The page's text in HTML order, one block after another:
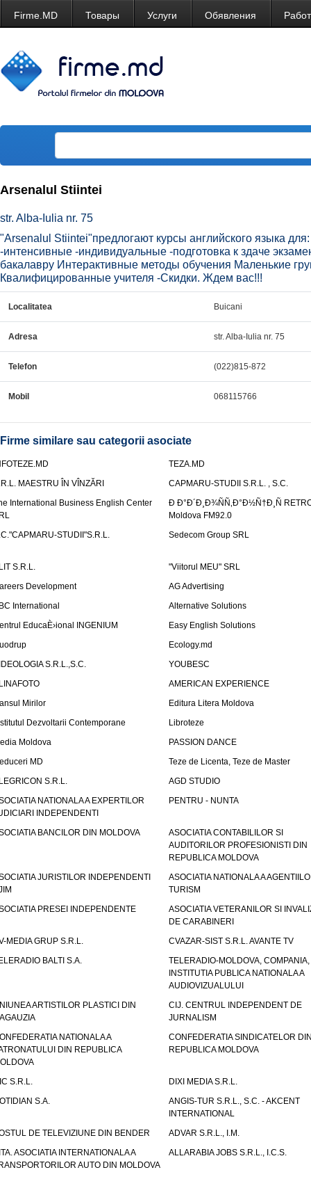
Firme.MD Товары Услуги Обявления
Arsenalul Stiintei
str. Alba-Iulia nr. 75
"Arsenalul Stiintei"предлогают курсы английского языка
-интенсивные -индивидуальные -подготовка к здаче
бакалавру Интерактивные методы обучения Маленькие
Квалифицированные учителя -Скидки. Ждем вас!!!
Localitatea Buicani
Adresa str. Alba-Iulia nr. 75
Telefon (022)815-872
Mobil 068115766
Firme similare sau categorii asociate
TEZA.MD
MAESTRU ÎN VÎNZĂRI
CAPMARU-STUDII S.R.L. , S.C.
International Business English Center
Ð Ð°Ð´Ð¸Ð¾ÑÑ‚Ð°Ð½Ñ†Ð¸Ñ
Moldova FM92.0
STUDII"S.R.L.
Sedecom Group SRL
S.R.L.
"Viitorul MEU" SRL
Development
AG Advertising
International
Alternative Solutions
EducaÈ›ional INGENIUM
Easy English Solutions
Ecology.md
S.R.L.,S.C.
YOUBESC
AMERICAN EXPERIENCE
Mirilor
Editura Litera Moldova
Dezvoltarii Contemporane
Libroteze
Moldova
PASSION DANCE
MD
Teze de Licenta, Teze de Master
S.R.L.
AGD STUDIO
NATIONALA A EXPERTILOR
INDEPENDENTI
PENTRU - NUNTA
BANCILOR DIN MOLDOVA
ASOCIATIA CONTABILILOR SI
AUDITORILOR PROFESIONISTI DIN
REPUBLICA MOLDOVA
JURISTILOR INDEPENDENTI
ASOCIATIA NATIONALA A
TURISM
PRESEI INDEPENDENTE
ASOCIATIA VETERANILOR SI
DE CARABINERI
MEDIA GRUP S.R.L.
CVAZAR-SIST S.R.L. AVANTE TV
BALTI S.A.
TELERADIO-MOLDOVA, COMPANIA,
INSTITUTIA PUBLICA NATIONALA A
AUDIOVIZUALULUI
ARTISTILOR PLASTICI DIN
CIJ. CENTRUL INDEPENDENT DE
JURNALISM
NATIONALA A
DIN REPUBLICA
CONFEDERATIA SINDICATELOR
REPUBLICA MOLDOVA
S.R.L.
DIXI MEDIA S.R.L.
S.A.
ANGIS-TUR S.R.L., S.C. - AKCENT
INTERNATIONAL
DE TELEVIZIUNE DIN BENDER
ADVAR S.R.L., I.M.
ASOCIATIA INTERNATIONALA A
AUTO DIN MOLDOVA
ALLARABIA JOBS S.R.L., I.C.S.